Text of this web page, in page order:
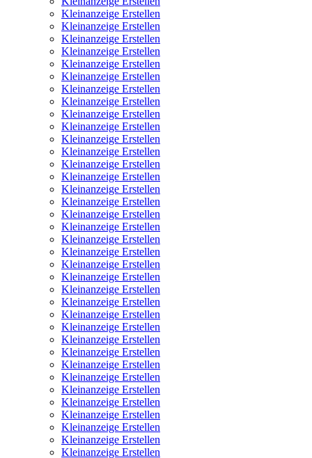
Kleinanzeige Erstellen
Kleinanzeige Erstellen
Kleinanzeige Erstellen
Kleinanzeige Erstellen
Kleinanzeige Erstellen
Kleinanzeige Erstellen
Kleinanzeige Erstellen
Kleinanzeige Erstellen
Kleinanzeige Erstellen
Kleinanzeige Erstellen
Kleinanzeige Erstellen
Kleinanzeige Erstellen
Kleinanzeige Erstellen
Kleinanzeige Erstellen
Kleinanzeige Erstellen
Kleinanzeige Erstellen
Kleinanzeige Erstellen
Kleinanzeige Erstellen
Kleinanzeige Erstellen
Kleinanzeige Erstellen
Kleinanzeige Erstellen
Kleinanzeige Erstellen
Kleinanzeige Erstellen
Kleinanzeige Erstellen
Kleinanzeige Erstellen
Kleinanzeige Erstellen
Kleinanzeige Erstellen
Kleinanzeige Erstellen
Kleinanzeige Erstellen
Kleinanzeige Erstellen
Kleinanzeige Erstellen
Kleinanzeige Erstellen
Kleinanzeige Erstellen
Kleinanzeige Erstellen
Kleinanzeige Erstellen
Kleinanzeige Erstellen